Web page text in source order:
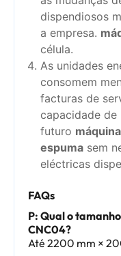
dispendiosos
a empresa.
célula.
As unidades
consomem
facturas de
capacidade de
futuro
espuma sem
eléctricas
FAQs
P: Qual o
CNC04?
Até 2200 mm ×